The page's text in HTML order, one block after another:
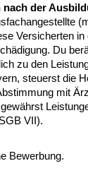
der
Versicherten in
Du
zu den
steuerst die
mit
VII).
Bewerbung.